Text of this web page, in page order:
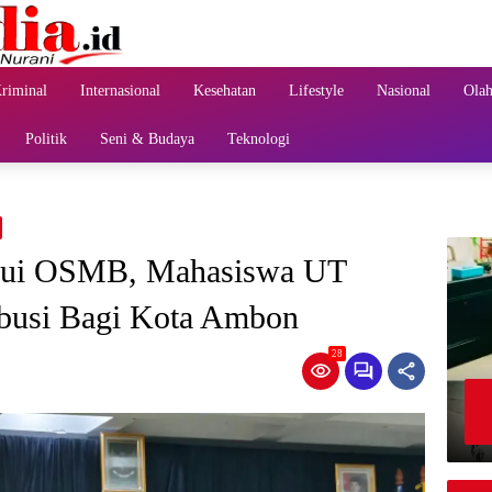
Internasional Kesehatan Lifestyle Nasional
Politik Seni & Budaya Teknologi
OSMB, Mahasiswa UT
Bagi Kota Ambon
28